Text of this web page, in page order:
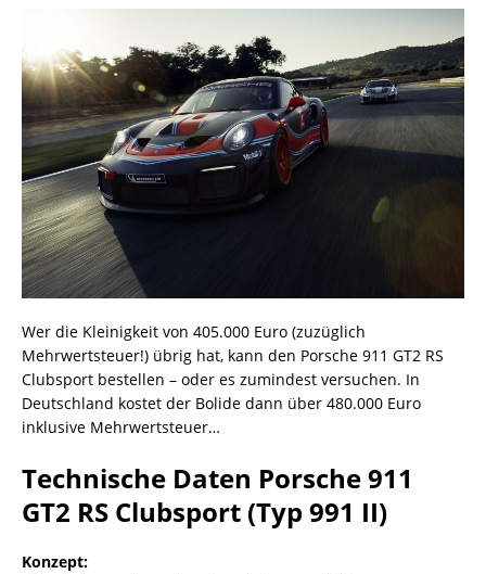
Wer die Kleinigkeit von 405.000 Euro (zuzüglich
Mehrwertsteuer!) übrig hat, kann den Porsche 911 GT2 RS
Clubsport bestellen – oder es zumindest versuchen. In
Deutschland kostet der Bolide dann über 480.000 Euro
inklusive Mehrwertsteuer…
Technische Daten Porsche 911
GT2 RS Clubsport (Typ 991 II)
Konzept: